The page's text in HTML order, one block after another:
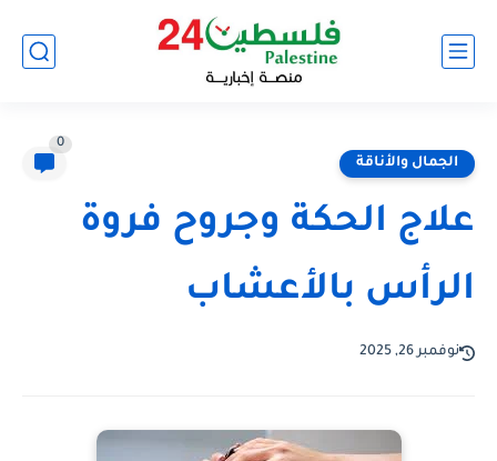
الجمال والأناقة
0
علاج الحكة وجروح فروة
الرأس بالأعشاب
نوفمبر 26, 2025